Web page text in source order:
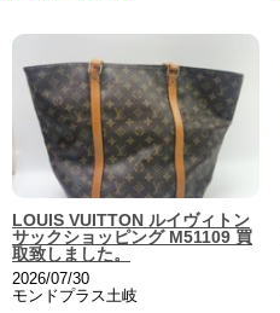
LOUIS VUITTON ルイヴィトン
サックショッピング M51109 買
取致しました。
2026/07/30
モンドプラス土岐